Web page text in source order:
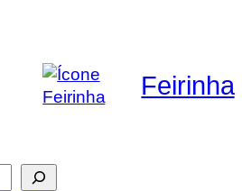
Feirinha